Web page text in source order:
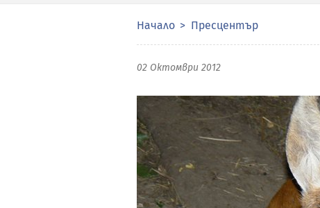
Начало Пресцентър
02 Октомври 2012